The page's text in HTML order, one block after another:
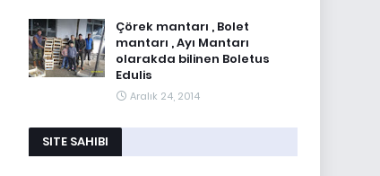
Çörek mantarı , Bolet
mantarı , Ayı Mantarı
olarakda bilinen Boletus
Edulis
Aralık 24, 2014
SITE SAHIBI